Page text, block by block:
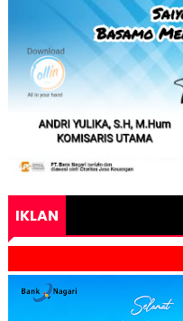
IKLAN